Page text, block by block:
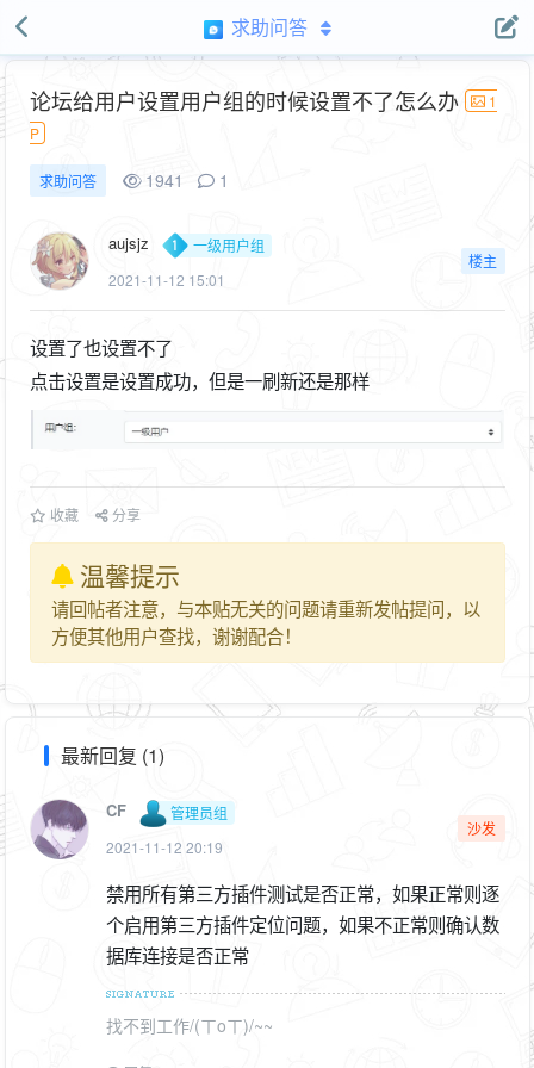
求助问答
论坛给用户设置用户组的时候设置不了怎么办
1
P
求助问答 1941 1
aujsjz
一级用户组
2021-11-12 15:01
楼主
设置了也设置不了
点击设置是设置成功，但是一刷新还是那样
收藏 分享
温馨提示
请回帖者注意，与本贴无关的问题请重新发帖提问，以
方便其他用户查找，谢谢配合！
最新回复 (1)
CF
管理员组
2021-11-12 20:19
沙发
禁用所有第三方插件测试是否正常，如果正常则逐
个启用第三方插件定位问题，如果不正常则确认数
据库连接是否正常
找不到工作/(ㄒoㄒ)/~~